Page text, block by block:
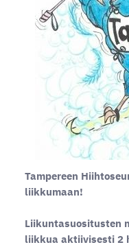
Tampereen
liikkumaan!
Liikuntasuositusten
liikkua aktiivisesti 2